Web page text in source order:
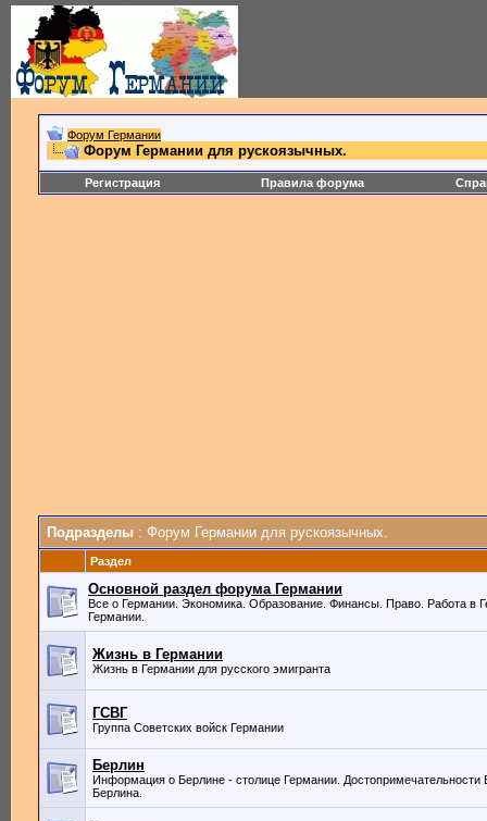
Форум Германии
Форум Германии для рускоязычных.
Регистрация Правила форума
Подразделы : Форум Германии для рускоязычных.
Раздел
Основной раздел форума Германии
Все о Германии. Экономика. Образование. Финансы. Право. Работа в
Германии.
Жизнь в Германии
Жизнь в Германии для русского эмигранта
ГСВГ
Группа Советских войск Германии
Берлин
Информация о Берлине - столице Германии. Достопримечательности
Берлина.